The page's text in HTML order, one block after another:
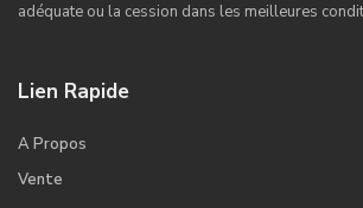
adéquate ou la cession dans les meilleures
Lien Rapide
A Propos
Vente